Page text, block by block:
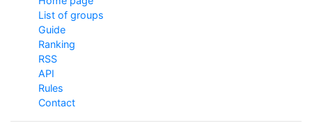
List of groups
Guide
Ranking
RSS
API
Rules
Contact